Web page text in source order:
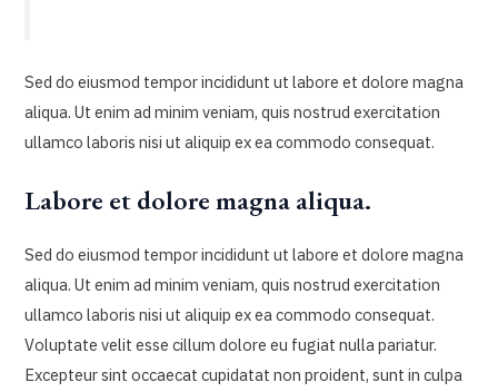
Sed do eiusmod tempor incididunt ut labore et dolore magna
aliqua. Ut enim ad minim veniam, quis nostrud exercitation
ullamco laboris nisi ut aliquip ex ea commodo consequat.
Labore et dolore magna aliqua.
Sed do eiusmod tempor incididunt ut labore et dolore magna
aliqua. Ut enim ad minim veniam, quis nostrud exercitation
ullamco laboris nisi ut aliquip ex ea commodo consequat.
Voluptate velit esse cillum dolore eu fugiat nulla pariatur.
Excepteur sint occaecat cupidatat non proident, sunt in culpa